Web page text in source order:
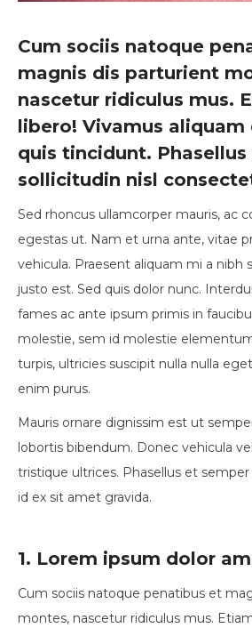
Cum sociis natoque
magnis dis parturient
nascetur ridiculus mus.
libero! Vivamus aliquam
quis tincidunt.
sollicitudin nisl
Sed rhoncus ullamcorper mauris, ac
egestas ut. Nam et urna ante, vitae
vehicula. Praesent aliquam mi a nibh
justo est. Sed quis dolor nunc.
fames ac ante ipsum primis in
molestie, sem id molestie
turpis, ultricies suscipit nulla nulla
enim purus.
Mauris ornare dignissim est ut
lobortis bibendum. Donec vehicula
tristique ultrices. Phasellus et semper
id ex sit amet gravida.
1. Lorem ipsum dolor
Cum sociis natoque penatibus et
montes, nascetur ridiculus mus.